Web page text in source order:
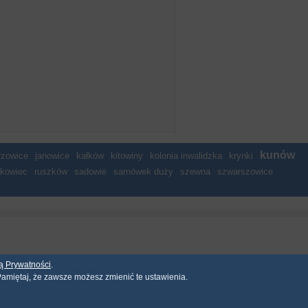
janowice kałków kitowiny kolonia inwalidzka krynki kunów
ruszków sadowie sarnówek duży szewna
szwarszowice
by� u�yta do innej publikacji oraz przechowywana w jakiejkolwiek bazie danych
Prywatności.
że zawsze możesz zmienić te ustawienia.